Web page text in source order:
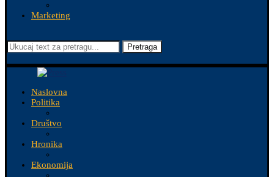
Marketing
Pretraga
Naslovna
Politika
Društvo
Hronika
Ekonomija